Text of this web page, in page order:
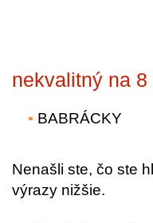
nekvalitný na 8
BABRÁCKY
Nenašli ste, čo ste
výrazy nižšie.